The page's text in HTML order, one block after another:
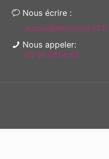
Nous écrire :
accueil@techforce33.fr
Nous appeler:
05 56 38 06 62